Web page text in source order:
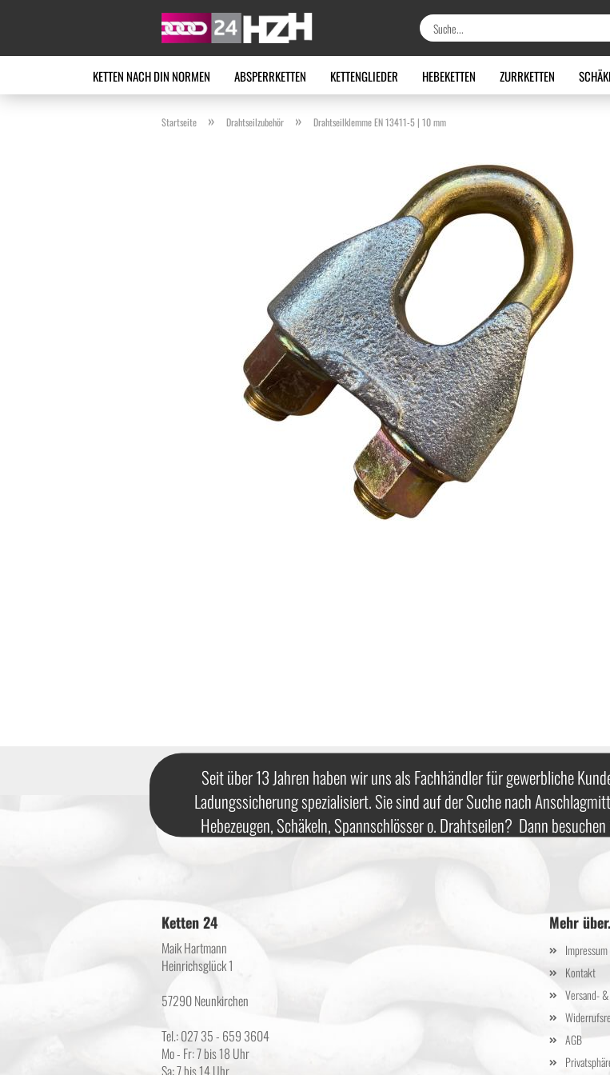
KETTEN NACH DIN NORMEN ABSPERRKETTEN KETTENGLIEDER HEBEKETTEN ZURRKETTEN
Startseite » Drahtseilzubehör » Drahtseilklemme EN 13411-5 | 10 mm
Seit über 13 Jahren haben wir uns als Fachhändler für gewerbliche
Ladungssicherung spezialisiert. Sie sind auf der Suche nach
Hebezeugen, Schäkeln, Spannschlösser o. Drahtseilen? Dann
Ketten 24
Maik Hartmann
Heinrichsglück 1
57290 Neunkirchen
Tel.: 027 35 - 659 3604
Mo - Fr: 7 bis 18 Uhr
Sa: 7 bis 14 Uhr
Mehr
Impressum
Kontakt
Versand-
AGB